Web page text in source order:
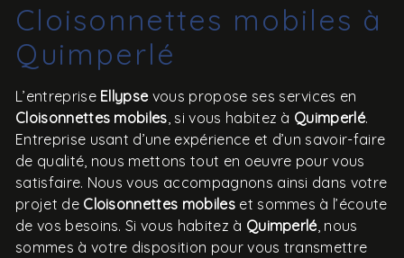
Cloisonnettes mobiles à
Quimperlé
L’entreprise Ellypsevous propose ses services en
Cloisonnettes mobiles , si vous habitez à Quimperlé.
Entreprise usant d’une expérience et d’un savoir-faire
de qualité, nous mettons tout en oeuvre pour vous
satisfaire. Nous vous accompagnons ainsi dans votre
projet de Cloisonnettes mobileset sommes à l’écoute
de vos besoins. Si vous habitez à Quimperlé, nous
sommes à votre disposition pour vous transmettre